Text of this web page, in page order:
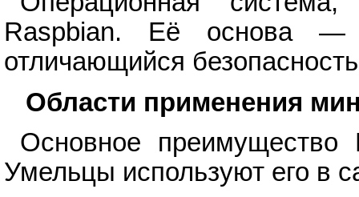
Raspbian. Её основа —
отличающийся
Области применения
Основное преимущество
Умельцы используют его в